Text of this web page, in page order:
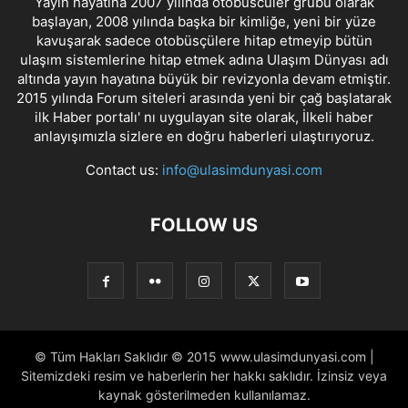
başlayan, 2008 yılında başka bir kimliğe, yeni bir yüze
kavuşarak sadece otobüsçülere hitap etmeyip bütün
ulaşım sistemlerine hitap etmek adına Ulaşım Dünyası adı
altında yayın hayatına büyük bir revizyonla devam etmiştir.
2015 yılında Forum siteleri arasında yeni bir çağ başlatarak
ilk Haber portalı' nı uygulayan site olarak, İlkeli haber
anlayışımızla sizlere en doğru haberleri ulaştırıyoruz.
Contact us: info@ulasimdunyasi.com
FOLLOW US
© Tüm Hakları Saklıdır © 2015 www.ulasimdunyasi.com |
Sitemizdeki resim ve haberlerin her hakkı saklıdır. İzinsiz veya
kaynak gösterilmeden kullanılamaz.